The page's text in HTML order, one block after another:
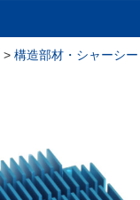
> 構造部材・シャーシー